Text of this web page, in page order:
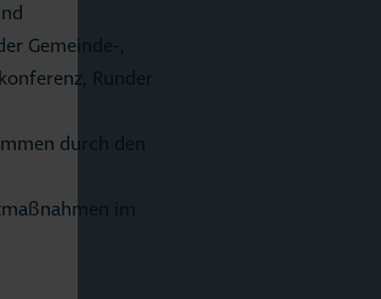
Gemeinde-,
Runder
durch den
im